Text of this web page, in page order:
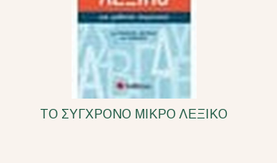
ΤΟ ΣΥΓΧΡΟΝΟ ΜΙΚΡΟ ΛΕΞΙΚΟ